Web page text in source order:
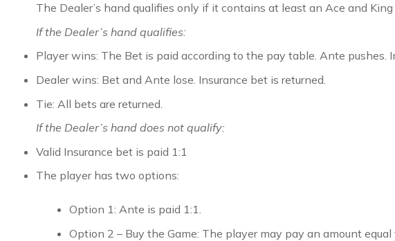
The Dealer’s hand qualifies only if it contains at least an Ace and King
If the Dealer’s hand qualifies:
Player wins: The Bet is paid according to the pay table. Ante pushes.
Dealer wins: Bet and Ante lose. Insurance bet is returned.
Tie: All bets are returned.
If the Dealer’s hand does not qualify:
Valid Insurance bet is paid 1:1
The player has two options:
Option 1: Ante is paid 1:1.
Option 2 – Buy the Game: The player may pay an amount